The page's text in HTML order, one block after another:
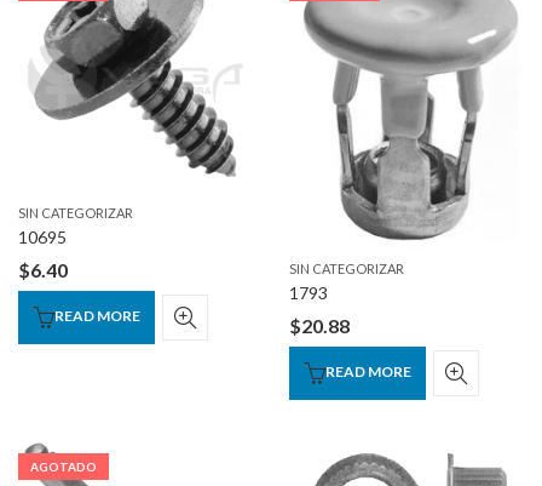
SIN CATEGORIZAR
10695
$6.40
READ MORE
SIN CATEGORIZAR
1793
$20.88
READ MORE
AGOTADO